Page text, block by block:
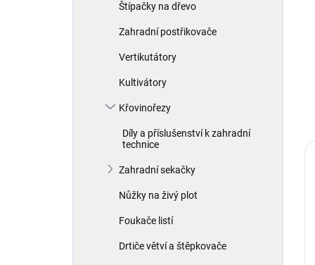
Štípačky na dřevo
Zahradní postřikovače
Vertikutátory
Kultivátory
Křovinořezy
Díly a příslušenství k zahradní
technice
Zahradní sekačky
Nůžky na živý plot
Foukače listí
Drtiče větví a štěpkovače